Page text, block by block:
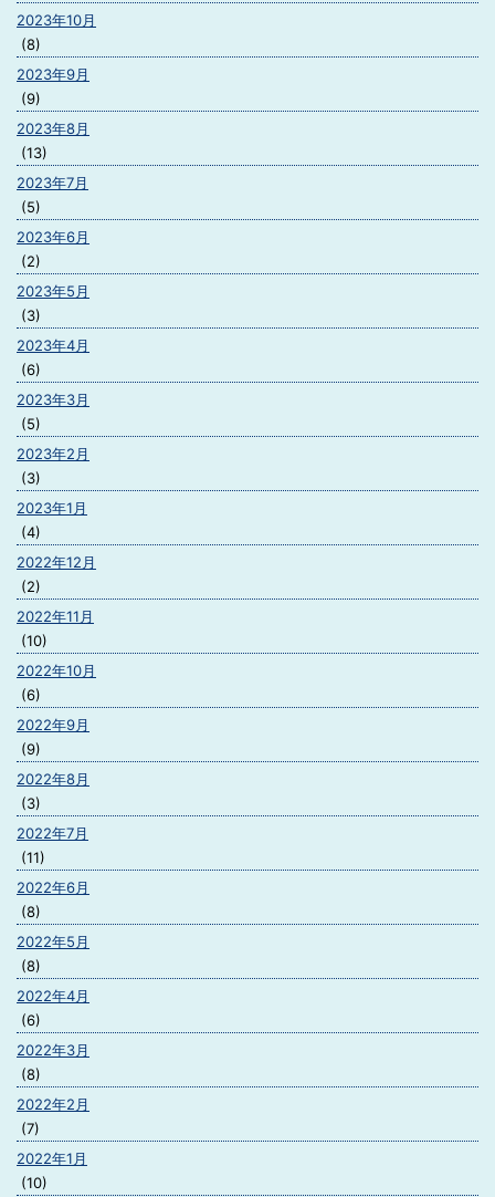
2023年10月
(8)
2023年9月
(9)
2023年8月
(13)
2023年7月
(5)
2023年6月
(2)
2023年5月
(3)
2023年4月
(6)
2023年3月
(5)
2023年2月
(3)
2023年1月
(4)
2022年12月
(2)
2022年11月
(10)
2022年10月
(6)
2022年9月
(9)
2022年8月
(3)
2022年7月
(11)
2022年6月
(8)
2022年5月
(8)
2022年4月
(6)
2022年3月
(8)
2022年2月
(7)
2022年1月
(10)